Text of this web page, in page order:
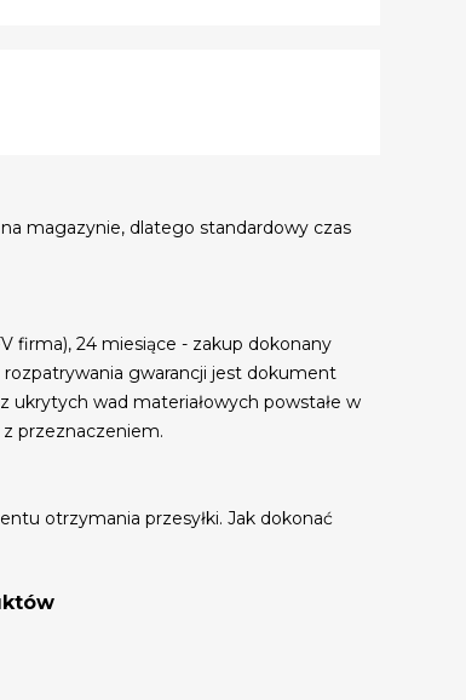
magazynie, dlatego standardowy czas
firma), 24 miesiące - zakup dokonany
gwarancji jest dokument
ukrytych wad materiałowych powstałe w
przeznaczeniem.
otrzymania przesyłki. Jak dokonać